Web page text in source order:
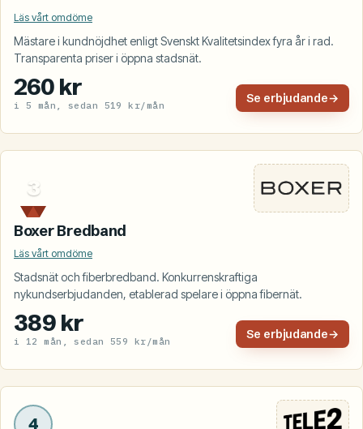
Läs vårt omdöme
Mästare i kundnöjdhet enligt Svenskt Kvalitetsindex fyra år i rad.
Transparenta priser i öppna stadsnät.
260 kr
i 5 mån, sedan 519 kr/mån Se erbjudande→
3
Boxer Bredband
Läs vårt omdöme
Stadsnät och fiberbredband. Konkurrenskraftiga
nykundserbjudanden, etablerad spelare i öppna fibernät.
389 kr
i 12 mån, sedan 559 kr/mån Se erbjudande→
4